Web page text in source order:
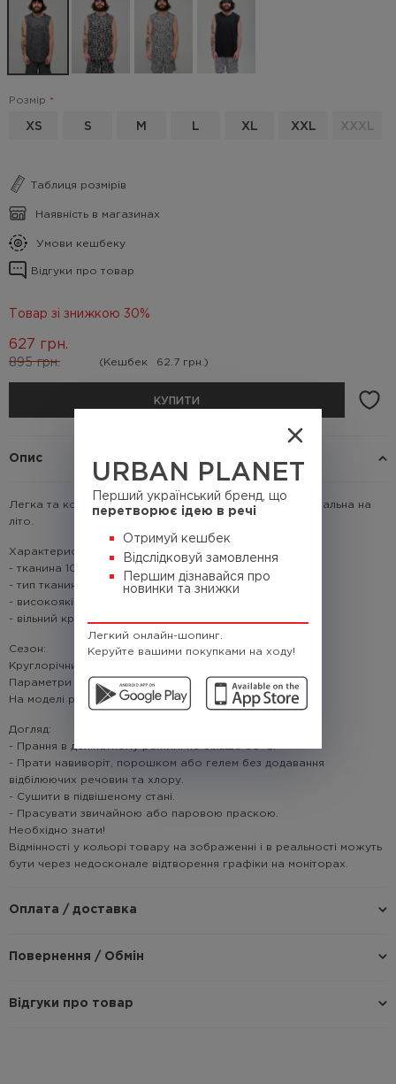
URBAN PLANET
Перший український бренд, що
перетворює ідею в речі
Отримуй кешбек
Відслідковуй замовлення
Першим дізнавайся про
новинки та знижки
Легкий онлайн-шопинг.
Керуйте вашими покупками на ходу!
Розмір
XS S M L XL XXL XXXL
Таблиця розмірів
Наявність в магазинах
Умови кешбеку
Відгуки про товар
Товар зі знижкою 30%
895 грн.
627 грн.
(Кешбек 62.7 грн.)
КУПИТИ
Опис
Легка та комфортна з нової технологічної тканини, ідеальна на
літо.
Характеристики:
- тканина 100% поліестер
- тип тканини: дихаюча сітка
- високоякісний цифровий друк
- вільний крій.
Сезон:
Круглорічний
Параметри моделі: зріст: 185 см; вага 83 кг,
На моделі розмір: L
Догляд:
- Прання в делікатному режимі не більше 30°C.
- Прати навиворіт, порошком або гелем без додавання
відбілюючих речовин та хлору.
- Сушити в підвішеному стані.
- Прасувати звичайною або паровою праскою.
Необхідно знати!
Відмінності у кольорі товару на зображенні і в реальності можуть
бути через недосконале відтворення графіки на моніторах.
Оплата / доставка
Повернення / Обмін
Відгуки про товар